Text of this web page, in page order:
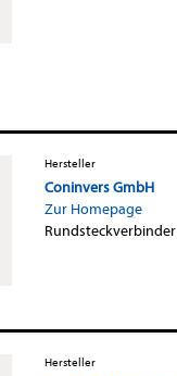
Hersteller
Coninvers GmbH
Zur Homepage
Rundsteckverbinder
Hersteller